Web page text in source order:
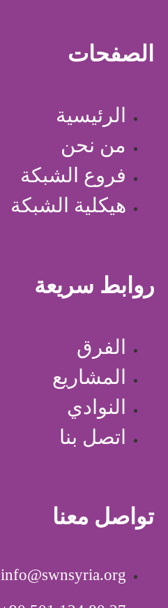
الصفحات
الرئيسية
من نحن
فروع الشبكة
هيكلية الشبكة
روابط سريعة
الفرق
المشاريع
النوادي
اتصل بنا
تواصل معنا
info@swnsyria.org